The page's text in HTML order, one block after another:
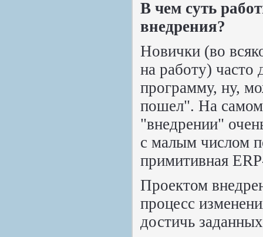
В чем суть
внедрения?
Новички (во
на работу) часто
программу, ну,
пошел". На самом
"внедрении"
с малым числом
примитивная
Проектом
процесс
достичь